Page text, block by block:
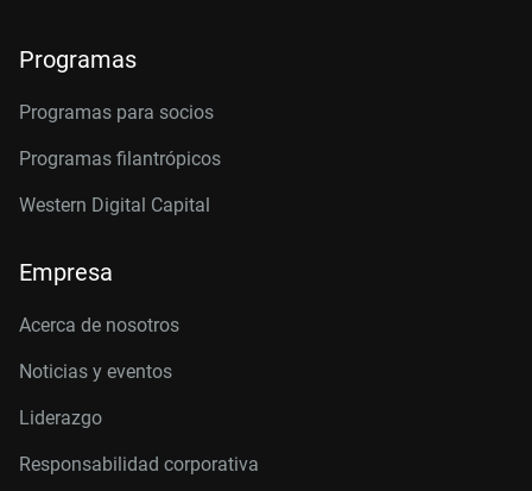
Programas
Programas para socios
Programas filantrópicos
Western Digital Capital
Empresa
Acerca de nosotros
Noticias y eventos
Liderazgo
Responsabilidad corporativa